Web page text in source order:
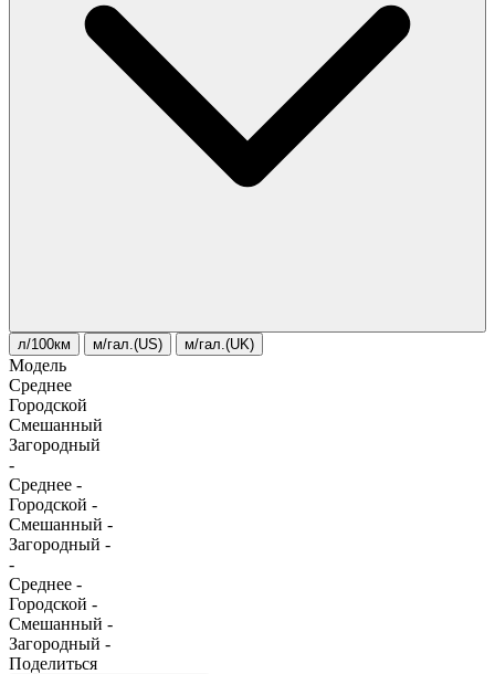
л/100км м/гал.(US) м/гал.(UK)
Модель
Среднее
Городской
Смешанный
Загородный
-
Среднее -
Городской -
Смешанный -
Загородный -
-
Среднее -
Городской -
Смешанный -
Загородный -
Поделиться